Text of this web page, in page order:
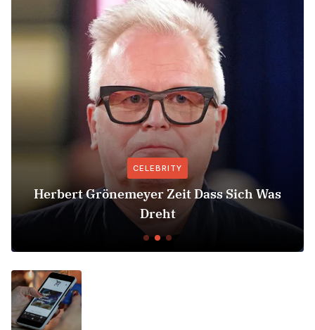
CELEBRITY
Herbert Grönemeyer Zeit Dass Sich Was
Dreht